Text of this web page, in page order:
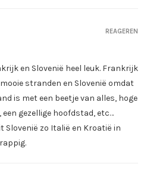
en Slovenië heel leuk. Frankrijk
stranden en Slovenië omdat
is met een beetje van alles, hoge
een gezellige hoofdstad, etc…
Slovenië zo Italië en Kroatië in
REAGEREN